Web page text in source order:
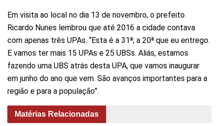
Em visita ao local no dia 13 de novembro, o prefeito
Ricardo Nunes lembrou que até 2016 a cidade contava
com apenas três UPAs. “Esta é a 31ª; a 20ª que eu entrego.
E vamos ter mais 15 UPAs e 25 UBSs. Aliás, estamos
fazendo uma UBS atrás desta UPA, que vamos inaugurar
em junho do ano que vem. São avanços importantes para a
região e para a população”.
Matérias Relacionadas